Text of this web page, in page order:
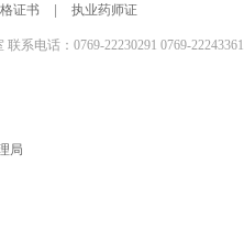
证书 执业药师证
系电话：0769-22230291 0769-22243361
局